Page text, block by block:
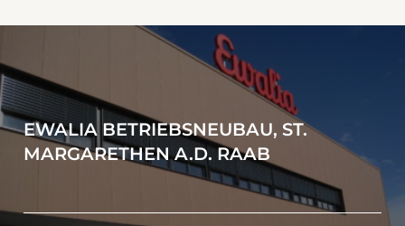
EWALIA BETRIEBSNEUBAU, ST.
MARGARETHEN A.D. RAAB